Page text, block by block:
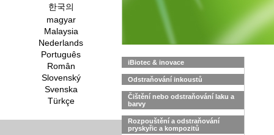
한국의
magyar
Malaysia
Nederlands
Português
Român
Slovenský
Svenska
Türkçe
iBiotec & inovace
Odstraňování inkoustů
Čištění nebo odstraňování laku a
barvy
Rozpouštění a odstraňování
pryskyřic a kompozitů